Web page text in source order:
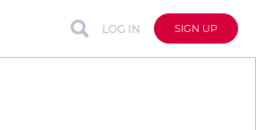
LOG IN SIGN UP